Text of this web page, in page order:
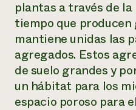
plantas a través de
tiempo que producen
mantiene unidas las
agregados. Estos
de suelo grandes y
un hábitat para los
espacio poroso para